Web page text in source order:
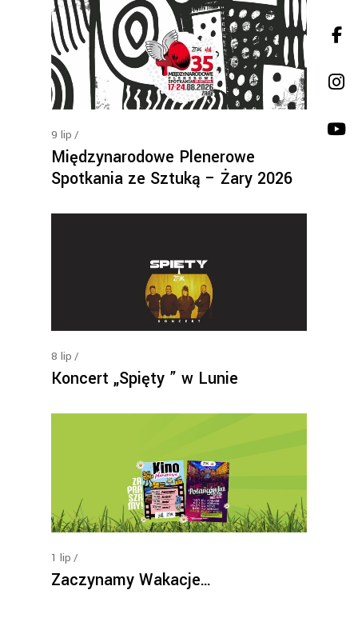
9 lip
Międzynarodowe Plenerowe
Spotkania ze Sztuką – Żary 2026
8 lip
Koncert „Spięty ” w Lunie
1 lip
Zaczynamy Wakacje…